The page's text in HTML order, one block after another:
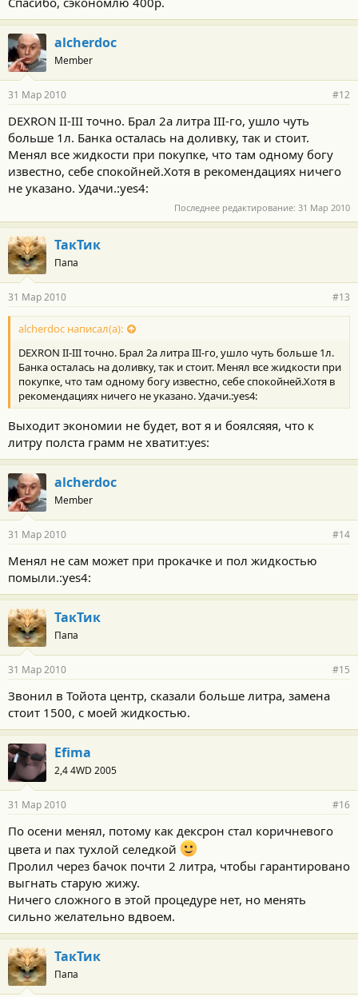
alcherdoc
Member
31 Мар 2010 #12
DEXRON II-III точно. Брал 2а литра III-го, ушло чуть
больше 1л. Банка осталась на доливку, так и стоит.
Менял все жидкости при покупке, что там одному богу
известно, себе спокойней.Хотя в рекомендациях ничего
не указано. Удачи.:yes4:
Последнее редактирование: 31 Мар 2010
ТакТик
Папа
31 Мар 2010 #13
alcherdoc написал(а):
DEXRON II-III точно. Брал 2а литра III-го, ушло чуть больше 1л.
Банка осталась на доливку, так и стоит. Менял все жидкости при
покупке, что там одному богу известно, себе спокойней.Хотя в
рекомендациях ничего не указано. Удачи.:yes4:
Выходит экономии не будет, вот я и боялсяяя, что к
литру полста грамм не хватит:yes:
alcherdoc
Member
31 Мар 2010 #14
Менял не сам может при прокачке и пол жидкостью
помыли.:yes4:
ТакТик
Папа
31 Мар 2010 #15
Звонил в Тойота центр, сказали больше литра, замена
стоит 1500, с моей жидкостью.
Efima
2,4 4WD 2005
31 Мар 2010 #16
По осени менял, потому как дексрон стал коричневого
цвета и пах тухлой селедкой
Пролил через бачок почти 2 литра, чтобы гарантировано
выгнать старую жижу.
Ничего сложного в этой процедуре нет, но менять
сильно желательно вдвоем.
ТакТик
Папа